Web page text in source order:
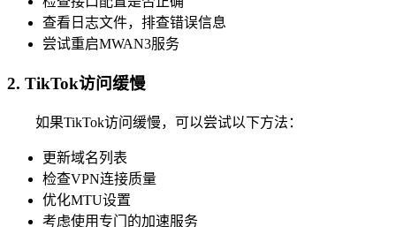
查看日志文件，排查错误信息
尝试重启MWAN3服务
2. TikTok访问缓慢
如果TikTok访问缓慢，可以尝试以下方法：
更新域名列表
检查VPN连接质量
优化MTU设置
考虑使用专门的加速服务